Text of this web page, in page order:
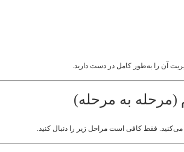
آن را به‌طور کامل در دست دارید.
(مرحله به مرحله)
فقط کافی است مراحل زیر را دنبال کنید.